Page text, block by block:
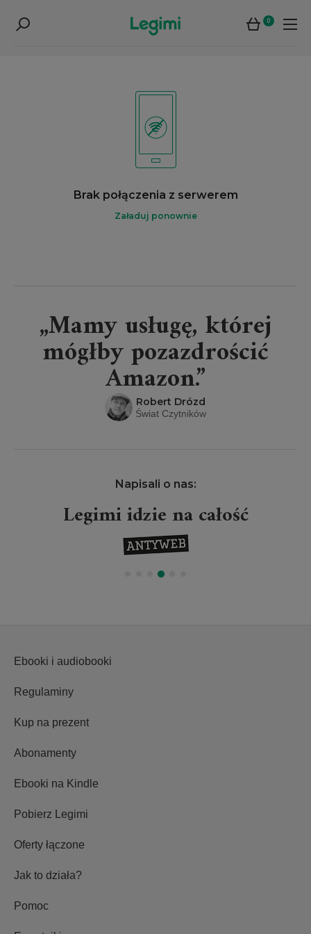
0
Brak połączenia z serwerem
Załaduj ponownie
„Mamy usługę, której
mógłby pozazdrościć
Amazon.”
Robert Drózd
Świat Czytników
Napisali o nas:
Legimi idzie na całość
Ebooki i audiobooki
Regulaminy
Kup na prezent
Abonamenty
Ebooki na Kindle
Pobierz Legimi
Oferty łączone
Jak to działa?
Pomoc